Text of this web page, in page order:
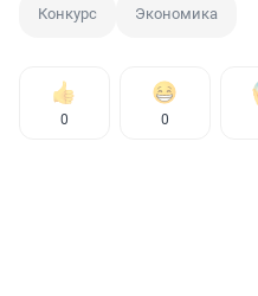
Конкурс Экономика
0 0